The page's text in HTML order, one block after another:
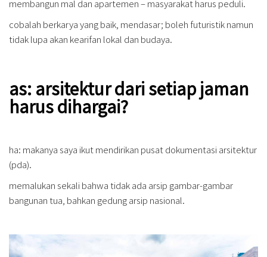
membangun mal dan apartemen – masyarakat harus peduli.
cobalah berkarya yang baik, mendasar; boleh futuristik namun
tidak lupa akan kearifan lokal dan budaya.
as: arsitektur dari setiap jaman
harus dihargai?
ha: makanya saya ikut mendirikan pusat dokumentasi arsitektur
(pda).
memalukan sekali bahwa tidak ada arsip gambar-gambar
bangunan tua, bahkan gedung arsip nasional.